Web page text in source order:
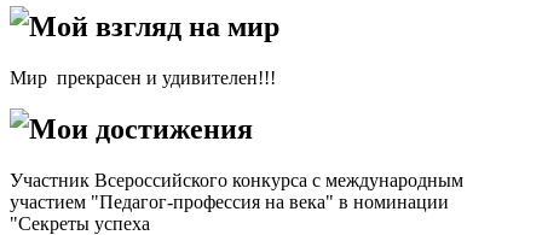
Мой взгляд на мир
Мир прекрасен и удивителен!!!
Мои достижения
Участник Всероссийского конкурса с международным
участием "Педагог-профессия на века" в номинации
"Секреты успеха